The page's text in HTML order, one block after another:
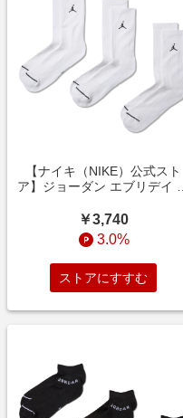
【ナイキ（NIKE）公式スト
ア】ジョーダン エブリデイ ク
足） DX9632-100 ホワイト
￥3,740
3.0%
ストアにすすむ